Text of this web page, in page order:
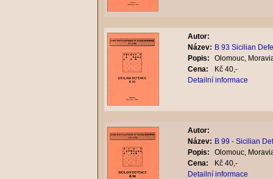
Autor:
Název: B 93 Sicilian
Popis:
Olomouc,
Cena:
Kč 40,-
Detailní informace
Autor:
Název: B 99 - Sicilian
Popis:
Olomouc,
Cena:
Kč 40,-
Detailní informace